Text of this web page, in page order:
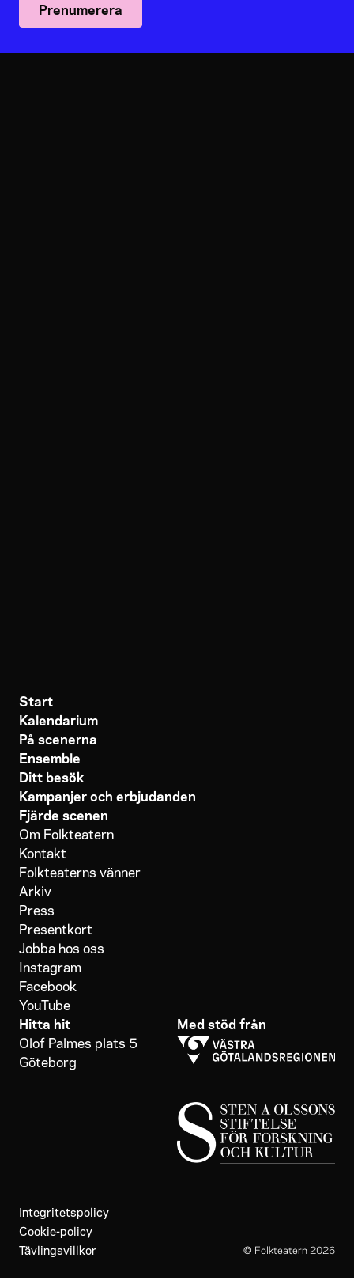
Prenumerera
Start
Kalendarium
På scenerna
Ensemble
Ditt besök
Kampanjer och erbjudanden
Fjärde scenen
Om Folkteatern
Kontakt
Folkteaterns vänner
Arkiv
Press
Presentkort
Jobba hos oss
Instagram
Facebook
YouTube
Hitta hit
Olof Palmes plats 5
Göteborg
Med stöd från
Integritetspolicy
Cookie-policy
Tävlingsvillkor
© Folkteatern 2026